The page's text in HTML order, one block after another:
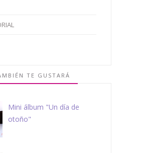
TE GUSTARÁ
Mini álbum "Un día de
otoño"